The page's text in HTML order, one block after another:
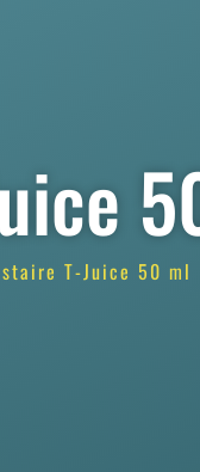
T-Juice 50 ml